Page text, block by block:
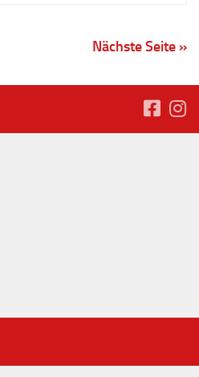
Nächste Seite »